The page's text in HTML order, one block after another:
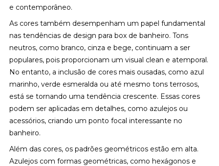
e contemporâneo.
As cores também desempenham um papel fundamental
nas tendências de design para box de banheiro. Tons
neutros, como branco, cinza e bege, continuam a ser
populares, pois proporcionam um visual clean e atemporal.
No entanto, a inclusão de cores mais ousadas, como azul
marinho, verde esmeralda ou até mesmo tons terrosos,
está se tornando uma tendência crescente. Essas cores
podem ser aplicadas em detalhes, como azulejos ou
acessórios, criando um ponto focal interessante no
banheiro.
Além das cores, os padrões geométricos estão em alta.
Azulejos com formas geométricas, como hexágonos e